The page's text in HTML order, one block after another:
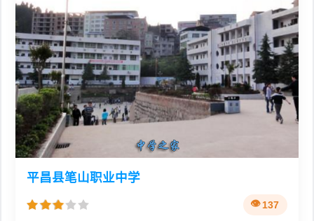
平昌县笔山职业中学
137